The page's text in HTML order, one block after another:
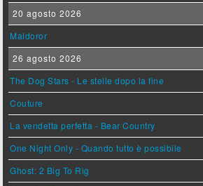
20 agosto 2026
Maldoror
26 agosto 2026
The Dog Stars - Le stelle dopo la fine
Couture
La vendetta perfetta - Bear Country
One Night Only - Quando tutto è possibile
Ghost: 2 Big To Rig